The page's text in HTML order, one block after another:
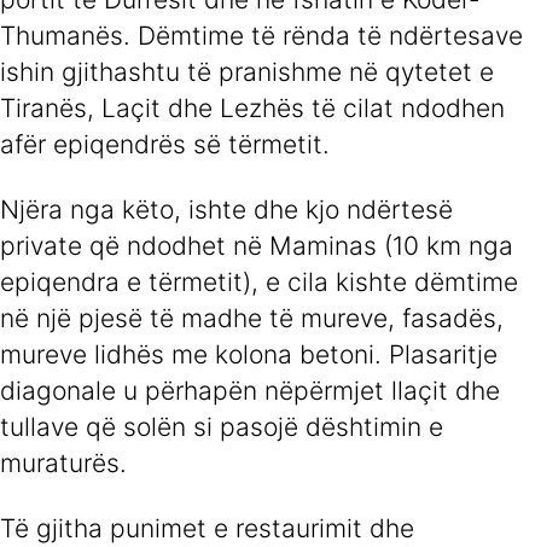
Thumanës. Dëmtime të rënda të ndërtesave
ishin gjithashtu të pranishme në qytetet e
Tiranës, Laçit dhe Lezhës të cilat ndodhen
afër epiqendrës së tërmetit.
Njëra nga këto, ishte dhe kjo ndërtesë
private që ndodhet në Maminas (10 km nga
epiqendra e tërmetit), e cila kishte dëmtime
në një pjesë të madhe të mureve, fasadës,
mureve lidhës me kolona betoni. Plasaritje
diagonale u përhapën nëpërmjet llaçit dhe
tullave që solën si pasojë dështimin e
muraturës.
Të gjitha punimet e restaurimit dhe